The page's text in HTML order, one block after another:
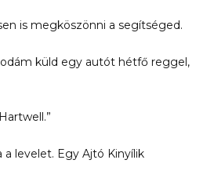
is megköszönni a segítséged.
küld egy autót hétfő reggel,
levelet. Egy Ajtó Kinyílik